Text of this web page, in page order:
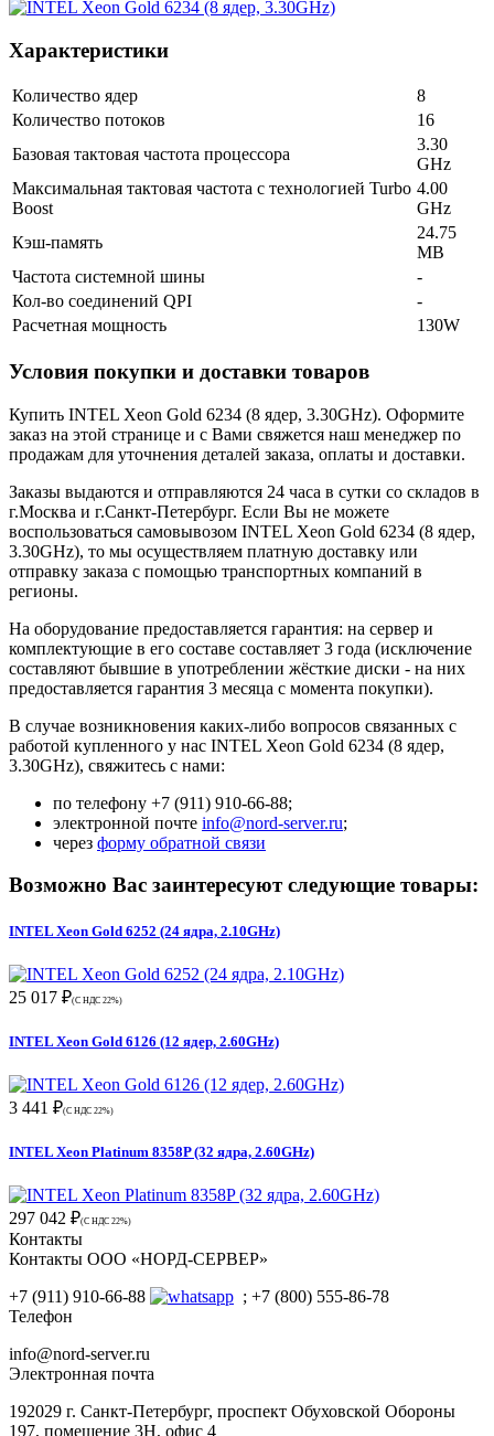
Характеристики
Количество ядер
8
Количество потоков
16
Базовая тактовая частота процессора
3.30
GHz
Максимальная тактовая частота с технологией Turbo
Boost
4.00
GHz
Кэш-память
24.75
MB
Частота системной шины
-
Кол-во соединений QPI
-
Расчетная мощность
130W
Условия покупки и доставки товаров
Купить INTEL Xeon Gold 6234 (8 ядер, 3.30GHz). Оформите
заказ на этой странице и с Вами свяжется наш менеджер по
продажам для уточнения деталей заказа, оплаты и доставки.
Заказы выдаются и отправляются 24 часа в сутки со складов в
г.Москва и г.Санкт-Петербург. Если Вы не можете
воспользоваться самовывозом INTEL Xeon Gold 6234 (8 ядер,
3.30GHz), то мы осуществляем платную доставку или
отправку заказа с помощью транспортных компаний в
регионы.
На оборудование предоставляется гарантия: на сервер и
комплектующие в его составе составляет 3 года (исключение
составляют бывшие в употреблении жёсткие диски - на них
предоставляется гарантия 3 месяца с момента покупки).
В случае возникновения каких-либо вопросов связанных с
работой купленного у нас INTEL Xeon Gold 6234 (8 ядер,
3.30GHz), свяжитесь с нами:
по телефону +7 (911) 910-66-88;
электронной почте info@nord-server.ru;
через форму обратной связи
Возможно Вас заинтересуют следующие товары:
INTEL Xeon Gold 6252 (24 ядра, 2.10GHz)
25 017 ₽(С НДС 22%)
INTEL Xeon Gold 6126 (12 ядер, 2.60GHz)
3 441 ₽(С НДС 22%)
INTEL Xeon Platinum 8358P (32 ядра, 2.60GHz)
297 042 ₽(С НДС 22%)
Контакты
Контакты ООО «НОРД-СЕРВЕР»
+7 (911) 910-66-88
; +7 (800) 555-86-78
Телефон
info@nord-server.ru
Электронная почта
192029 г. Санкт-Петербург, проспект Обуховской Обороны
197, помещение 3Н, офис 4